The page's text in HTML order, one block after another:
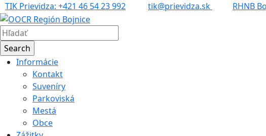
TIK Prievidza: +421 46 54 23 992 tik@prievidza.sk RHNB
Informácie
Kontakt
Suveníry
Parkoviská
Mestá
Obce